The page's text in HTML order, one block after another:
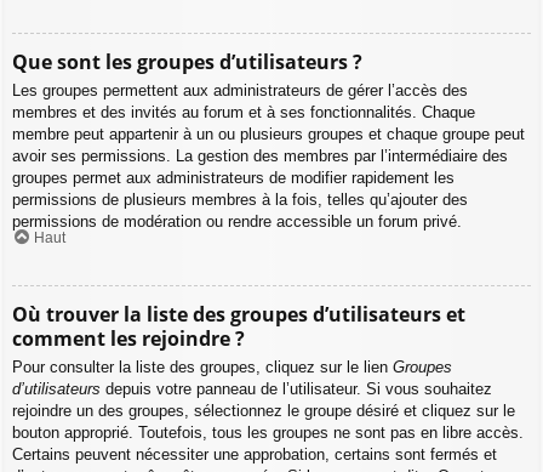
Que sont les groupes d’utilisateurs ?
Les groupes permettent aux administrateurs de gérer l’accès des
membres et des invités au forum et à ses fonctionnalités. Chaque
membre peut appartenir à un ou plusieurs groupes et chaque groupe peut
avoir ses permissions. La gestion des membres par l’intermédiaire des
groupes permet aux administrateurs de modifier rapidement les
permissions de plusieurs membres à la fois, telles qu’ajouter des
permissions de modération ou rendre accessible un forum privé.
Haut
Où trouver la liste des groupes d’utilisateurs et
comment les rejoindre ?
Pour consulter la liste des groupes, cliquez sur le lien Groupes
d’utilisateurs depuis votre panneau de l’utilisateur. Si vous souhaitez
rejoindre un des groupes, sélectionnez le groupe désiré et cliquez sur le
bouton approprié. Toutefois, tous les groupes ne sont pas en libre accès.
Certains peuvent nécessiter une approbation, certains sont fermés et